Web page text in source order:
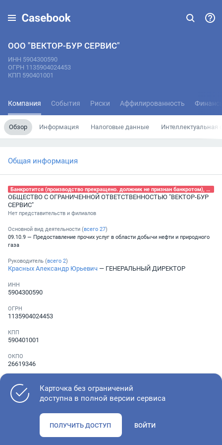
ООО "ВЕКТОР-БУР СЕРВИС"
ИНН 5904300590
ОГРН 1135904024453
КПП 590401001
Компания События Риски Аффилированность
Обзор Информация Налоговые данные Интеллектуальная
Общая информация
Банкротится (производство прекращено. должник не признан банкротом), 30.09.2025
ОБЩЕСТВО С ОГРАНИЧЕННОЙ ОТВЕТСТВЕННОСТЬЮ "ВЕКТОР-БУР
СЕРВИС"
Нет представительств и филиалов
Основной вид деятельности (всего 27)
09.10.9 — Предоставление прочих услуг в области добычи нефти и природного
газа
Руководитель (всего 2)
Красных Александр Юрьевич — ГЕНЕРАЛЬНЫЙ ДИРЕКТОР
ИНН
5904300590
ОГРН
1135904024453
КПП
590401001
ОКПО
26619346
Не указан
Как оценить состояние компании
Карточка без ограничений
доступна в полной версии сервиса
ПОЛУЧИТЬ ДОСТУП ВОЙТИ